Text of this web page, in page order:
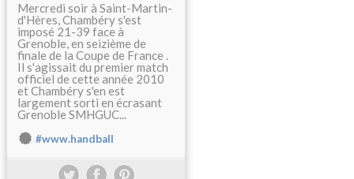
Mercredi soir à Saint-Martin-
d'Hères, Chambéry s'est
imposé 21-39 face à
Grenoble, en seizième de
finale de la Coupe de France .
Il s'agissait du premier match
officiel de cette année 2010
et Chambéry s'en est
largement sorti en écrasant
Grenoble SMHGUC...
#www.handball